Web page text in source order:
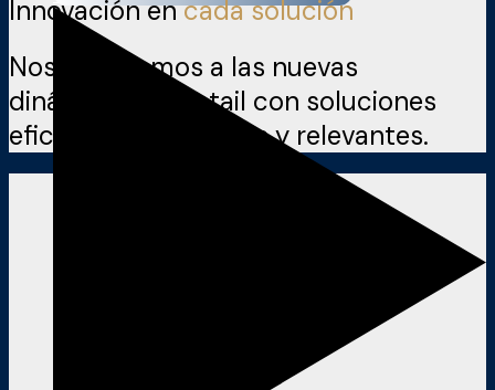
Innovación encada solución
Nos adaptamos a las nuevas
dinámicas del retail con soluciones
eficientes, escalables y relevantes.